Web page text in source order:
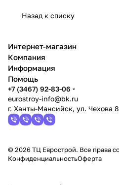
Назад к списку
Интернет-магазин
Компания
Информация
Помощь
+7 (3467) 92-83-06
eurostroy-info@bk.ru
г. Ханты-Мансийск, ул. Чехова
© 2026 ТЦ Еврострой. Все права
КонфиденциальностьОферта